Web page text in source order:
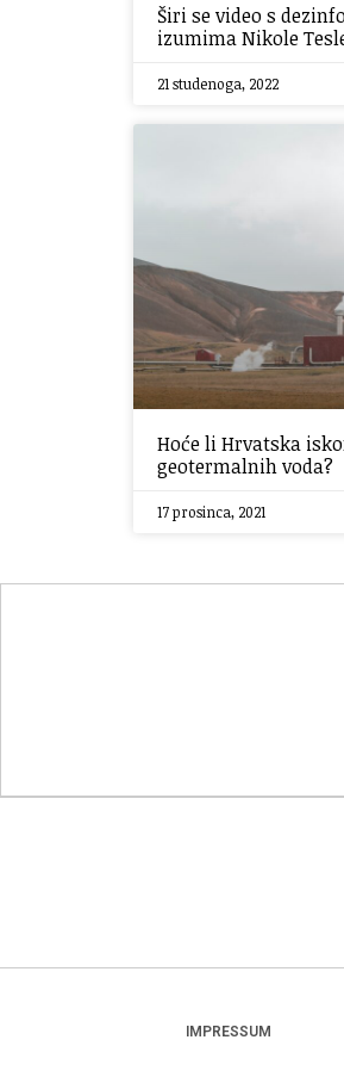
Širi se video s
izumima Nikole
21 studenoga, 2022
Hoće li Hrvatska
geotermalnih voda?
17 prosinca, 2021
IMPRESSUM